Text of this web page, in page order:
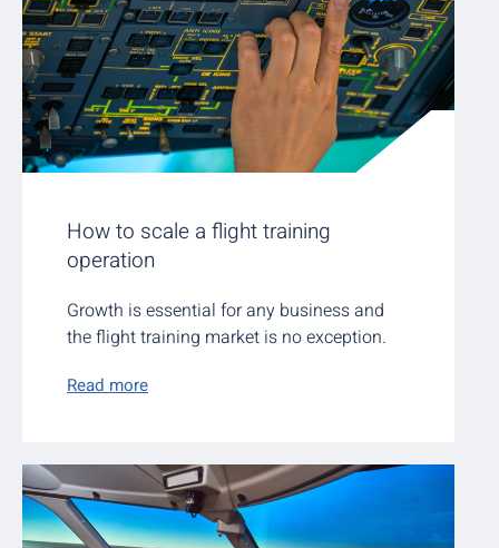
How to scale a flight training
operation
Growth is essential for any business and
the flight training market is no exception.
Read more